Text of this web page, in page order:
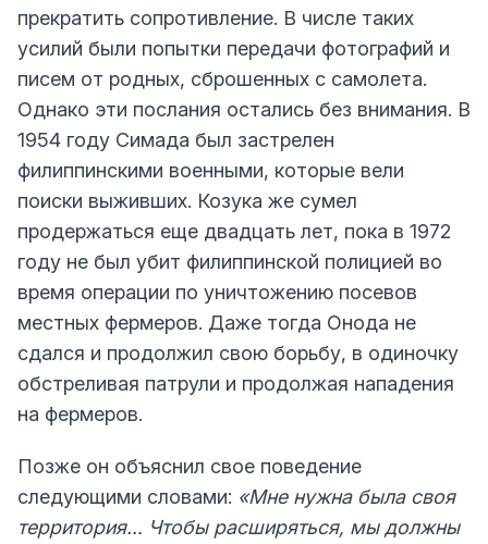
прекратить сопротивление. В числе таких
усилий были попытки передачи фотографий и
писем от родных, сброшенных с самолета.
Однако эти послания остались без внимания. В
1954 году Симада был застрелен
филиппинскими военными, которые вели
поиски выживших. Козука же сумел
продержаться еще двадцать лет, пока в 1972
году не был убит филиппинской полицией во
время операции по уничтожению посевов
местных фермеров. Даже тогда Онода не
сдался и продолжил свою борьбу, в одиночку
обстреливая патрули и продолжая нападения
на фермеров.
Позже он объяснил свое поведение
следующими словами: «Мне нужна была своя
территория… Чтобы расширяться, мы должны